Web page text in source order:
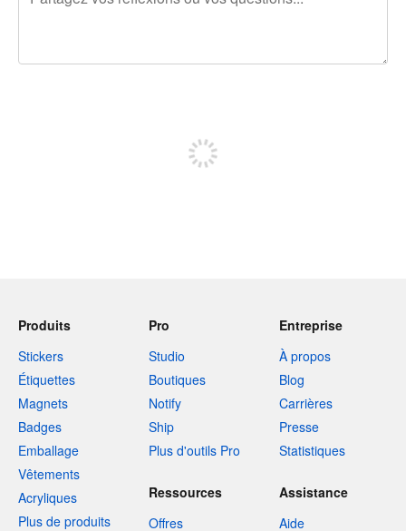
Produits
Stickers
Étiquettes
Magnets
Badges
Emballage
Vêtements
Acryliques
Plus de produits
Pro
Studio
Boutiques
Notify
Ship
Plus d'outils Pro
Entreprise
À propos
Blog
Carrières
Presse
Statistiques
Ressources
Offres
Assistance
Aide